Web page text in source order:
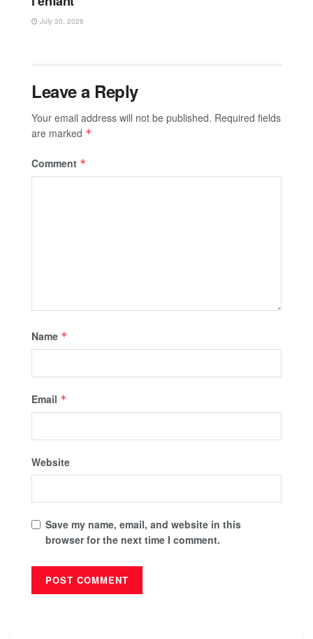
July 30, 2026
Leave a Reply
Your email address will not be published. Required fields
are marked *
Comment *
Name *
Email *
Website
Save my name, email, and website in this
browser for the next time I comment.